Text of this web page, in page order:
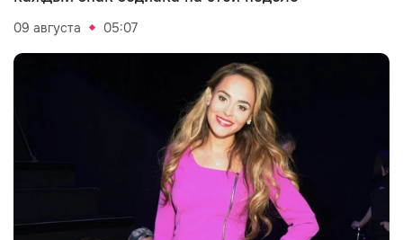
09 августа 05:07